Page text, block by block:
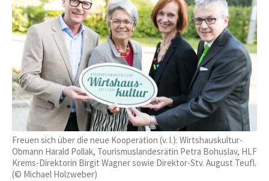
Freuen sich über die neue Kooperation (v. l.): Wirtshauskultur-
Obmann Harald Pollak, Tourismuslandesrätin Petra Bohuslav, HLF
Krems-Direktorin Birgit Wagner sowie Direktor-Stv. August Teufl.
(© Michael Holzweber)